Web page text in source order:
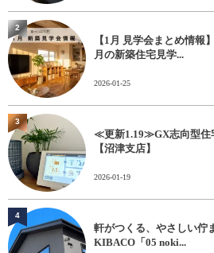
【1月 見学会まとめ情
月の新築住宅見学...
2026-01-25
2
≪更新1.19≫GX志向型住
【沼津支店】
2026-01-19
3
軒がつくる、やさしい佇
KIBACO「05 noki...
4